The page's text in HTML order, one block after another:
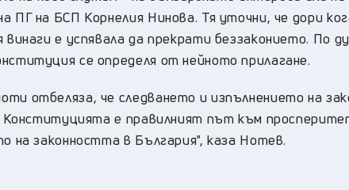
ПГ на БСП Корнелия Нинова. Тя уточни, че дори
е успявала да прекрати беззаконието. По
се определя от нейното прилагане.
отбеляза, че следването и изпълнението на
Конституцията е правилният път към
на законността в България", каза Нотев.